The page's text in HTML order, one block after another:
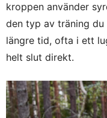
kroppen använder
den typ av träning du
längre tid, ofta i ett
helt slut direkt.